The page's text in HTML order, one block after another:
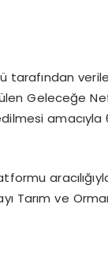
tarafından
Geleceğe
ve